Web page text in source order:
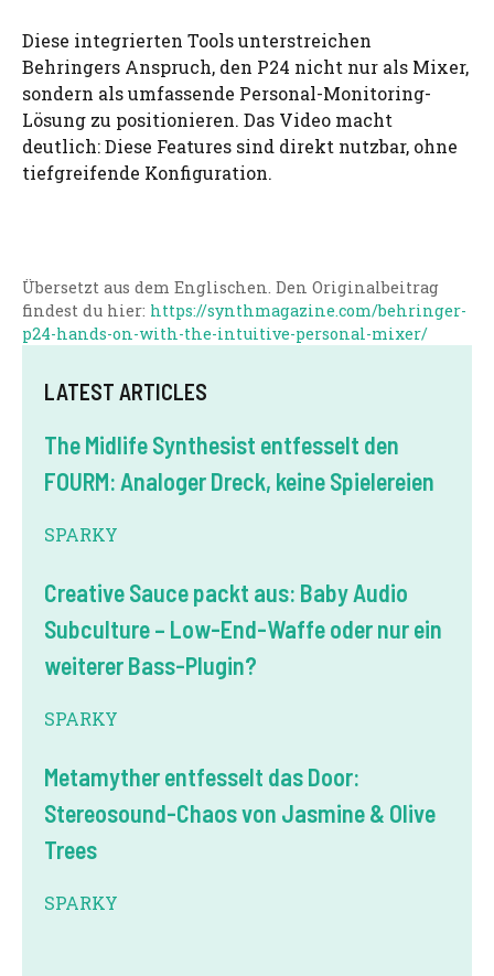
Diese integrierten Tools unterstreichen
Behringers Anspruch, den P24 nicht nur als Mixer,
sondern als umfassende Personal-Monitoring-
Lösung zu positionieren. Das Video macht
deutlich: Diese Features sind direkt nutzbar, ohne
tiefgreifende Konfiguration.
Übersetzt aus dem Englischen. Den Originalbeitrag
findest du hier: https://synthmagazine.com/behringer-
p24-hands-on-with-the-intuitive-personal-mixer/
LATEST ARTICLES
The Midlife Synthesist entfesselt den
FOURM: Analoger Dreck, keine Spielereien
SPARKY
Creative Sauce packt aus: Baby Audio
Subculture – Low-End-Waffe oder nur ein
weiterer Bass-Plugin?
SPARKY
Metamyther entfesselt das Door:
Stereosound-Chaos von Jasmine & Olive
Trees
SPARKY